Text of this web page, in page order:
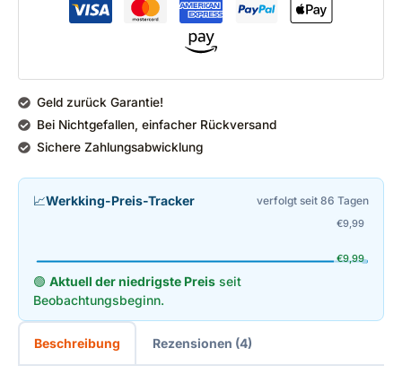
Geld zurück Garantie!
Bei Nichtgefallen, einfacher Rückversand
Sichere Zahlungsabwicklung
📈Werkking-Preis-Tracker verfolgt seit 86 Tagen
€9,99
€9,99
🟢 Aktuell der niedrigste Preis seit
Beobachtungsbeginn.
Beschreibung Rezensionen (4)